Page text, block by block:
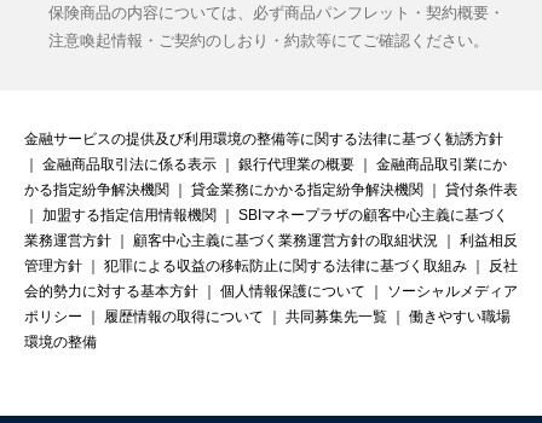
保険商品の内容については、必ず商品パンフレット・契約概要・
注意喚起情報・ご契約のしおり・約款等にてご確認ください。
金融サービスの提供及び利用環境の整備等に関する法律に基づく勧誘方針
金融商品取引法に係る表示 銀行代理業の概要
金融商品取引業にか
かる指定紛争解決機関
貸金業務にかかる指定紛争解決機関
貸付条件表
加盟する指定信用情報機関
SBIマネープラザの顧客中心主義に基づく
業務運営方針
顧客中心主義に基づく業務運営方針の取組状況
利益相反
管理方針
犯罪による収益の移転防止に関する法律に基づく取組み
反社
会的勢力に対する基本方針
個人情報保護について
ソーシャルメディア
ポリシー
履歴情報の取得について 共同募集先一覧
働きやすい職場
環境の整備